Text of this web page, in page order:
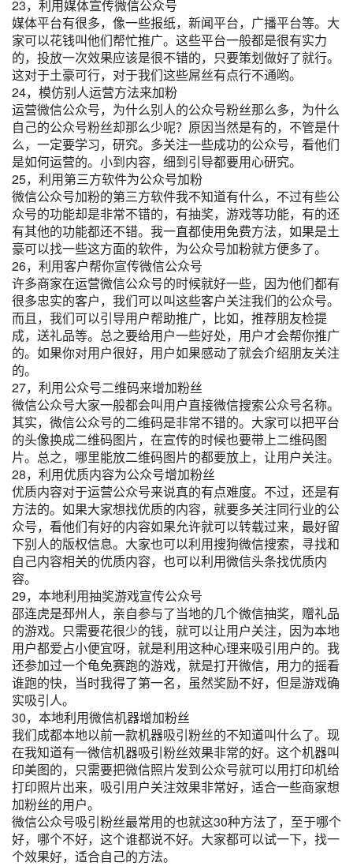
23，利用媒体宣传微信公众号
媒体平台有很多，像一些报纸，新闻平台，广播平台等。大
家可以花钱叫他们帮忙推广。这些平台一般都是很有实力
的，投放一次效果应该是很不错的，只要策划做好了就行。
这对于土豪可行，对于我们这些屌丝有点行不通哟。
24，模仿别人运营方法来加粉
运营微信公众号，为什么别人的公众号粉丝那么多，为什么
自己的公众号粉丝却那么少呢？原因当然是有的，不管是什
么，一定要学习，研究。多关注一些成功的公众号，看他们
是如何运营的。小到内容，细到引导都要用心研究。
25，利用第三方软件为公众号加粉
微信公众号加粉的第三方软件我不知道有什么，不过有些公
众号的功能却是非常不错的，有抽奖，游戏等功能，有的还
有其他的功能都还不错。我一直都使用免费方法，如果是土
豪可以找一些这方面的软件，为公众号加粉就方便多了。
26，利用客户帮你宣传微信公众号
许多商家在运营微信公众号的时候就好一些，因为他们都有
很多忠实的客户，我们可以叫这些客户关注我们的公众号。
而且，我们可以引导用户帮助推广，比如，推荐朋友检提
成，送礼品等。总之要给用户一些好处，用户才会帮你推广
的。如果你对用户很好，用户如果感动了就会介绍朋友关注
的。
27，利用公众号二维码来增加粉丝
微信公众号大家一般都会叫用户直接微信搜索公众号名称。
其实，微信公众号的二维码是非常不错的。大家可以把平台
的头像换成二维码图片，在宣传的时候也要带上二维码图
片。总之，哪里能放二维码图片的都要放上，让用户关注。
28，利用优质内容为公众号增加粉丝
优质内容对于运营公众号来说真的有点难度。不过，还是有
方法的。如果大家想找优质的内容，就要多关注同行业的公
众号，看他们有好的内容如果允许就可以转载过来，最好留
下别人的版权信息。大家也可以利用搜狗微信搜索，寻找和
自己内容相关的优质内容，也可以利用微信头条找优质内
容。
29，本地利用抽奖游戏宣传公众号
邵连虎是邳州人，亲自参与了当地的几个微信抽奖，赠礼品
的游戏。只需要花很少的钱，就可以让用户关注，因为本地
用户都爱占小便宜呀，就是利用这种心理来吸引用户的。我
还参加过一个龟免赛跑的游戏，就是打开微信，用力的摇看
谁跑的快，当时我得了第一名，虽然奖励不好，但是游戏确
实吸引人。
30，本地利用微信机器增加粉丝
我们成都本地以前一款机器吸引粉丝的不知道叫什么了。现
在我知道有一微信机器吸引粉丝效果非常的好。这个机器叫
印美图的，只需要把微信照片发到公众号就可以用打印机给
打印照片出来，吸引用户关注效果非常好，适合一些商家想
加粉丝的用户。
微信公众号吸引粉丝最常用的也就这30种方法了，至于哪个
好，哪个不好，这个谁都说不好。大家都可以试一下，找一
个效果好，适合自己的方法。